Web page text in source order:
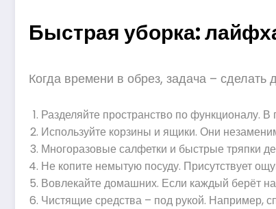
Быстрая уборка:
Когда времени в обрез, задача –
Разделяйте пространство по функционалу.
Используйте корзины и ящики. Они
Многоразовые салфетки и быстрые тряпки
Не копите немытую посуду. Присутствует
Вовлекайте домашних. Если каждый берёт
Чистящие средства – под рукой. Например,